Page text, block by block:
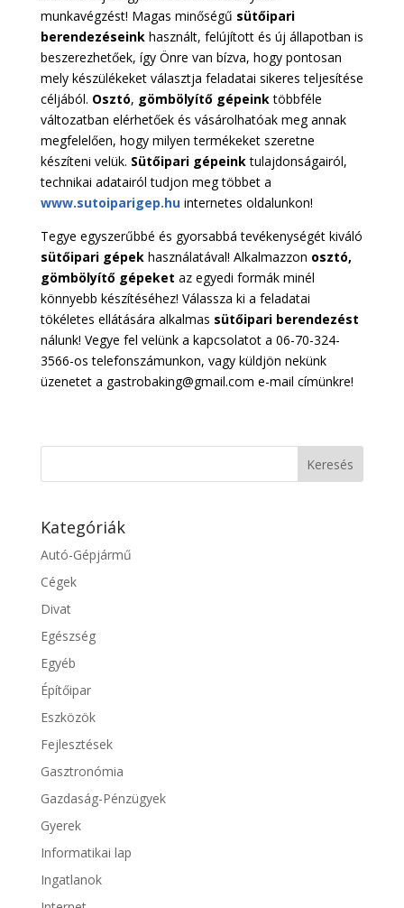
munkavégzést! Magas minőségű sütőipari
berendezéseink használt, felújított és új állapotban is
beszerezhetőek, így Önre van bízva, hogy pontosan
mely készülékeket választja feladatai sikeres teljesítése
céljából. Osztó, gömbölyítő gépeinktöbbféle
változatban elérhetőek és vásárolhatóak meg annak
megfelelően, hogy milyen termékeket szeretne
készíteni velük. Sütőipari gépeinktulajdonságairól,
technikai adatairól tudjon meg többet a
www.sutoiparigep.huinternetes oldalunkon!
Tegye egyszerűbbé és gyorsabbá tevékenységét kiváló
sütőipari gépekhasználatával! Alkalmazzon osztó,
gömbölyítő gépeket az egyedi formák minél
könnyebb készítéséhez! Válassza ki a feladatai
tökéletes ellátására alkalmas sütőipari berendezést
nálunk! Vegye fel velünk a kapcsolatot a 06-70-324-
3566-os telefonszámunkon, vagy küldjön nekünk
üzenetet a gastrobaking@gmail.com e-mail címünkre!
Kategóriák
Autó-Gépjármű
Cégek
Divat
Egészség
Egyéb
Építőipar
Eszközök
Fejlesztések
Gasztronómia
Gazdaság-Pénzügyek
Gyerek
Informatikai lap
Ingatlanok